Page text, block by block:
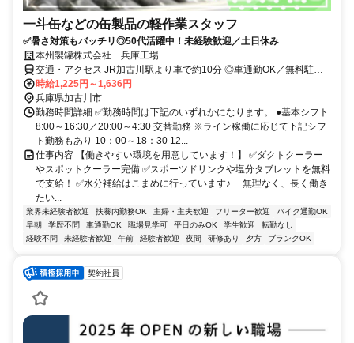
一斗缶などの缶製品の軽作業スタッフ
✅暑さ対策もバッチリ◎50代活躍中！未経験歓迎／土日休み
本州製罐株式会社 兵庫工場
交通・アクセス JR加古川駅より車で約10分 ◎車通勤OK／無料駐車
場完備
時給1,225円～1,636円
兵庫県加古川市
勤務時間詳細 ✅勤務時間は下記のいずれかになります。 ●基本シフト
8:00～16:30／20:00～4:30 交替勤務 ※ライン稼働に応じて下記シフ
ト勤務もあり 10：00～18：30 12...
仕事内容 【働きやすい環境を用意しています！】 ✅ダクトクーラー
やスポットクーラー完備 ✅スポーツドリンクや塩分タブレットを無料
で支給！ ✅水分補給はこまめに行っています♪ 「無理なく、長く働き
たい...
業界未経験者歓迎 扶養内勤務OK 主婦・主夫歓迎 フリーター歓迎
バイク通勤OK
早朝
学歴不問 車通勤OK 職場見学可 平日のみOK 学生歓迎
転勤なし
経験不問
未経験者歓迎 午前 経験者歓迎 夜間 研修あり 夕方 ブランクOK
契約社員